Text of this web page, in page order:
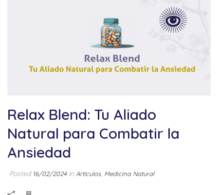
Relax Blend: Tu Aliado
Natural para Combatir la
Ansiedad
Posted 16/02/2024In Artículos, Medicina Natural